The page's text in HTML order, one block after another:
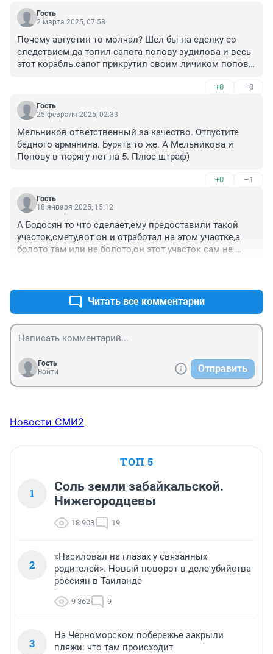
Гость
2 марта 2025, 07:58
Почему августин то молчал? Шёл бы на сделку со
следствием да топил сапога попову зудилова и весь
этот корабль.сапог прикрутил своим личиком попову
+0 –0
Гость
25 февраля 2025, 02:33
Мельников ответственный за качество. Отпустите
бедного армянина. Бурята то же. А Мельникова и
Попову в тюрягу лет на 5. Плюс штраф)
+0 –1
Гость
18 января 2025, 15:12
А Бодосян то что сделает,ему предоставили такой
участок,смету,вот он и отработал на этом участке,а
болото там или не болото,он этот участок сам не
Читать все комментарии
Гость
Войти
Отправить
Новости СМИ2
ТОП 5
1
Соль земли забайкальской.
Нижегородцевы
18 903 19
2
«Насиловал на глазах у связанных
родителей». Новый поворот в деле убийства
россиян в Таиланде
9 362 9
3
На Черноморском побережье закрыли
пляжи: что там происходит